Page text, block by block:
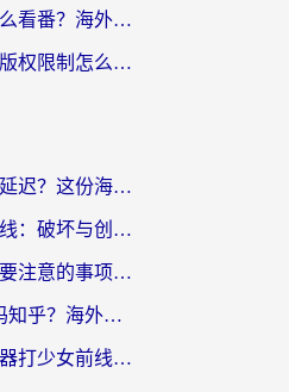
哔哩哔哩在国外怎么看番？海外党追剧看片的终极解决方案
在国外想看爱奇艺版权限制怎么办？海外华人必看的追剧自由指南
国外打重生细胞有延迟？这份海外畅玩国服游戏加速器终极指南请收好
在欧洲能玩堡垒前线：破坏与创造吗？海外党国服游戏不卡顿的秘密
国外玩星战前夜需要注意的事项：一份来自老玩家的网络生存指南
在国外能玩剑灵2吗知乎？海外党亲测有效的国服游戏加速指南
在国外用什么加速器打少女前线：云图计划不卡？一个老玩家的掏心分享